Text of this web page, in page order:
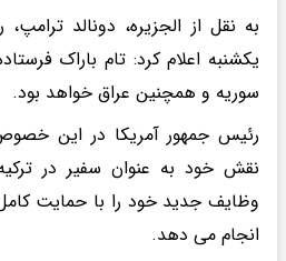
به نقل از الجزیره، دونالد
یکشنبه اعلام کرد: تام باراک
سوریه و همچنین عراق خواهد بود.
رئیس جمهور آمریکا در این خصوص
نقش خود به عنوان سفیر در
وظایف جدید خود را با حمایت کامل
انجام می دهد.